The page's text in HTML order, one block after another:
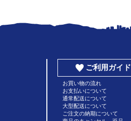
ご利用ガイド
お買い物の流れ
お支払いについて
通常配送について
大型配送について
ご注文の納期について